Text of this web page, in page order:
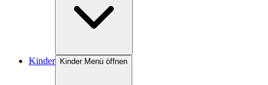
Kinder Kinder Menü öffnen